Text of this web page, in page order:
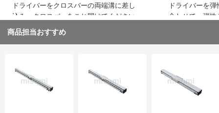
ドライバーをクロスバーの両端溝に差し
込み、クロスバーをこじ開けてください
ドライバーを
合わせて、弾
商品担当おすすめ